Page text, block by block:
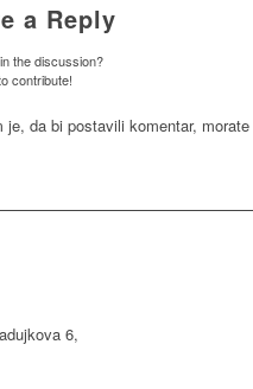
a Reply
the discussion?
contribute!
je, da bi postavili komentar, morate
6,